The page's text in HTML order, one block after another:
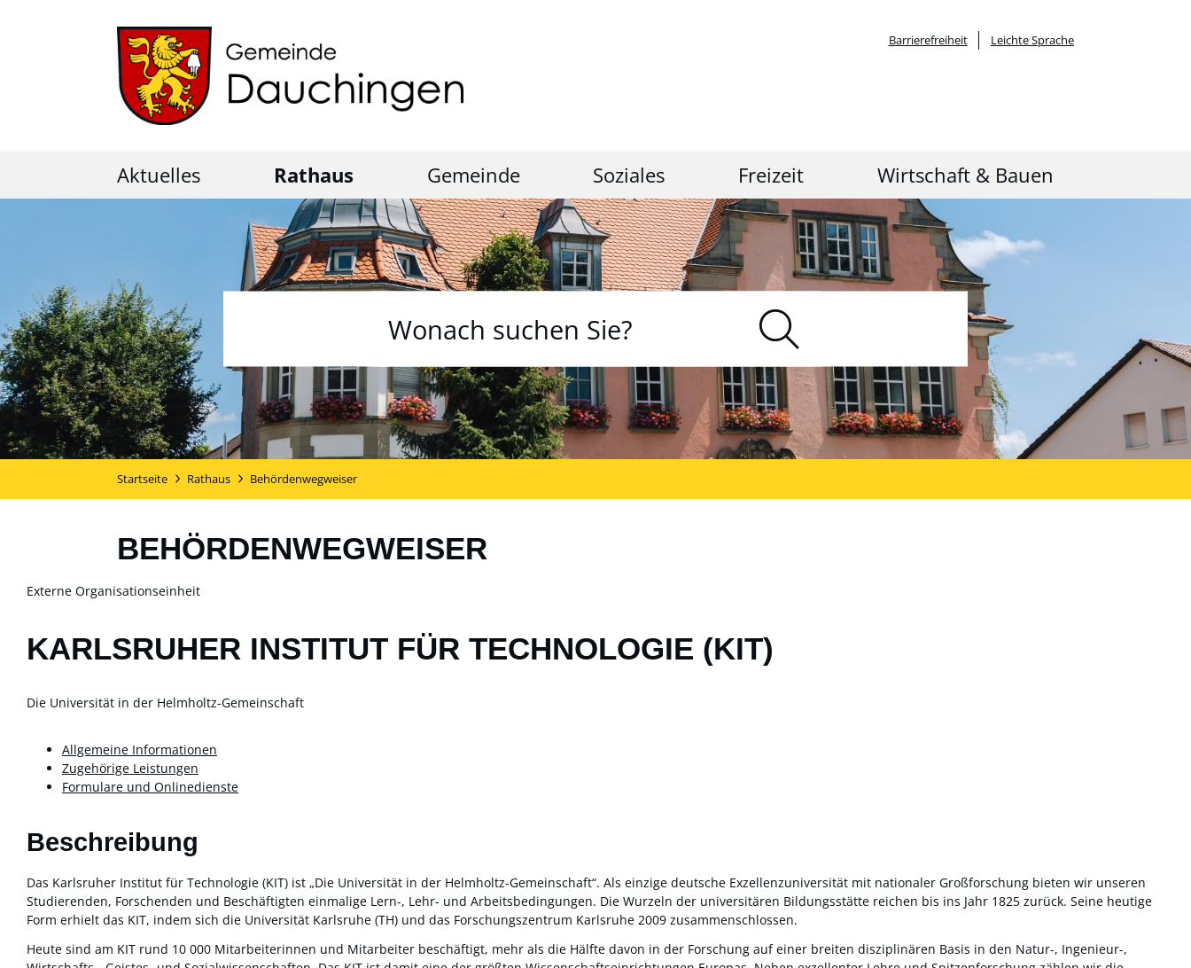
Barrierefreiheit Leichte Sprache
Aktuelles Rathaus Gemeinde Soziales Freizeit Wirtschaft & Bauen
Startseite Rathaus Behördenwegweiser
BEHÖRDENWEGWEISER
Externe Organisationseinheit
KARLSRUHER INSTITUT FÜR TECHNOLOGIE (KIT)
Die Universität in der Helmholtz-Gemeinschaft
Allgemeine Informationen
Zugehörige Leistungen
Formulare und Onlinedienste
Beschreibung
Das Karlsruher Institut für Technologie (KIT) ist „Die Universität in der Helmholtz-Gemeinschaft“. Als einzige deutsche Exzellenzuniversität mit nationaler Großforschung bieten wir unseren
Studierenden, Forschenden und Beschäftigten einmalige Lern-, Lehr- und Arbeitsbedingungen. Die Wurzeln der universitären Bildungsstätte reichen bis ins Jahr 1825 zurück. Seine heutige
Form erhielt das KIT, indem sich die Universität Karlsruhe (TH) und das Forschungszentrum Karlsruhe 2009 zusammenschlossen.
Heute sind am KIT rund 10 000 Mitarbeiterinnen und Mitarbeiter beschäftigt, mehr als die Hälfte davon in der Forschung auf einer breiten disziplinären Basis in den Natur-, Ingenieur-,